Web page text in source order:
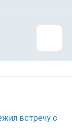
встречу с